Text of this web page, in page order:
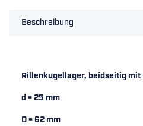
Beschreibung
Rillenkugellager, beidseitig mit
d = 25 mm
D = 62 mm